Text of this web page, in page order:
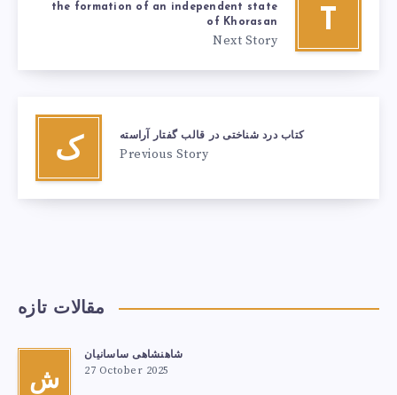
T
the formation of an independent state
of Khorasan
Next Story
ک کتاب درد شناختی در قالب گفتار آراسته
Previous Story
مقالات تازه
ش
شاهنشاهی ساسانیان
27 October 2025